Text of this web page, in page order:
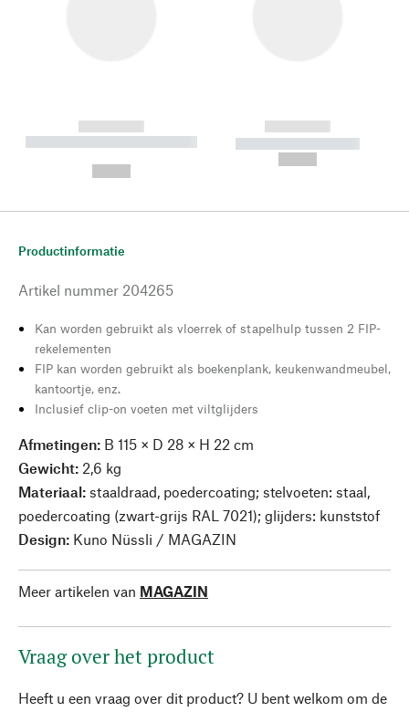
------------
----------- ----------- --------
------------
----------- -----------
Productinformatie
Artikel nummer 204265
Kan worden gebruikt als vloerrek of stapelhulp tussen 2 FIP-
rekelementen
FIP kan worden gebruikt als boekenplank, keukenwandmeubel,
kantoortje, enz.
Inclusief clip-on voeten met viltglijders
Afmetingen: B 115 × D 28 × H 22 cm
Gewicht: 2,6 kg
Materiaal: staaldraad, poedercoating; stelvoeten: staal,
poedercoating (zwart-grijs RAL 7021); glijders: kunststof
Design: Kuno Nüssli / MAGAZIN
Meer artikelen van MAGAZIN
Vraag over het product
Heeft u een vraag over dit product? U bent welkom om de